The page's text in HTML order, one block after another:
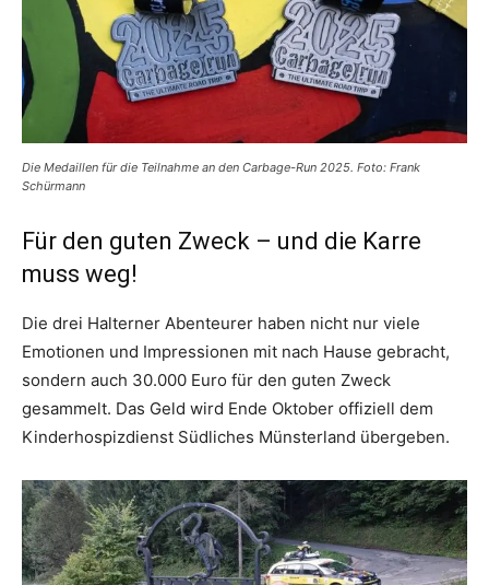
Die Medaillen für die Teilnahme an den Carbage-Run 2025. Foto: Frank
Schürmann
Für den guten Zweck – und die Karre
muss weg!
Die drei Halterner Abenteurer haben nicht nur viele
Emotionen und Impressionen mit nach Hause gebracht,
sondern auch 30.000 Euro für den guten Zweck
gesammelt. Das Geld wird Ende Oktober offiziell dem
Kinderhospizdienst Südliches Münsterland übergeben.